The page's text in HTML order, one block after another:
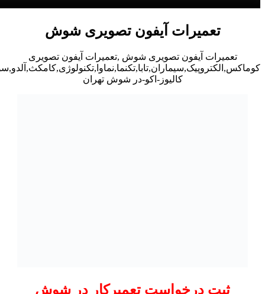
تعمیرات آیفون تصویری شوش
تعمیرات آیفون تصویری شوش ,تعمیرات آیفون تصویری
کالیوز-اکو-در شوش تهران
ثبت درخواست تعمیرکار در شوش